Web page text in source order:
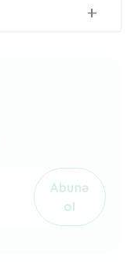
+
Abunə
ol